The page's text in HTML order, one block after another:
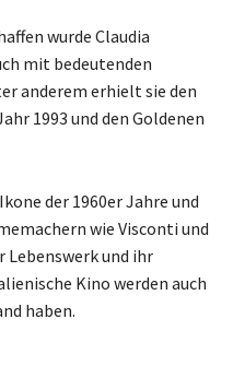
wurde Claudia
mit bedeutenden
anderem erhielt sie den
1993 und den Goldenen
der 1960er Jahre und
wie Visconti und
und ihr
Kino werden auch
haben.